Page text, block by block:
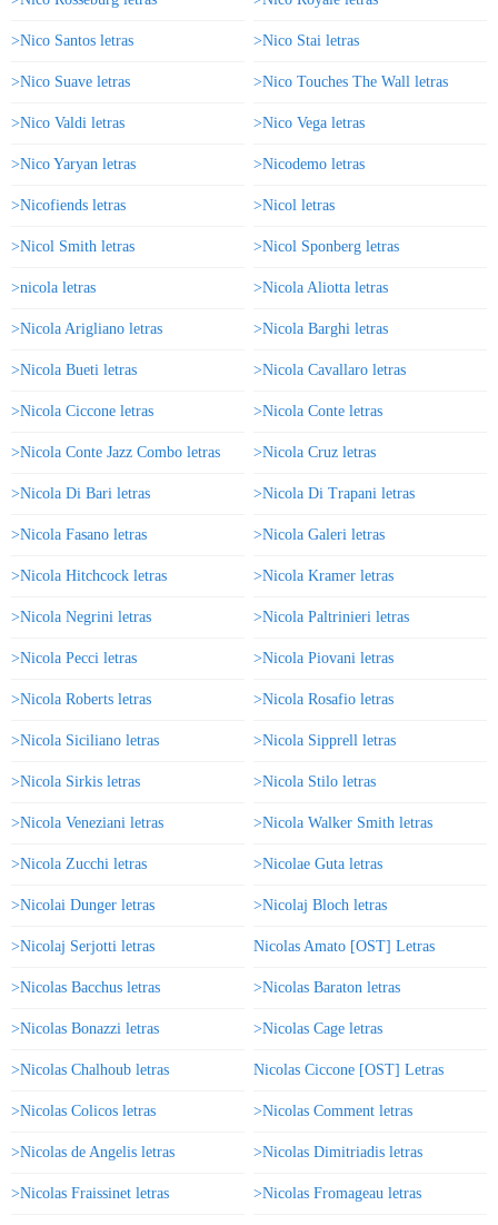
>Nico Santos letras >Nico Stai letras
>Nico Suave letras >Nico Touches The Wall letras
>Nico Valdi letras >Nico Vega letras
>Nico Yaryan letras >Nicodemo letras
>Nicofiends letras >Nicol letras
>Nicol Smith letras >Nicol Sponberg letras
>nicola letras >Nicola Aliotta letras
>Nicola Arigliano letras >Nicola Barghi letras
>Nicola Bueti letras >Nicola Cavallaro letras
>Nicola Ciccone letras >Nicola Conte letras
>Nicola Conte Jazz Combo letras >Nicola Cruz letras
>Nicola Di Bari letras >Nicola Di Trapani letras
>Nicola Fasano letras >Nicola Galeri letras
>Nicola Hitchcock letras >Nicola Kramer letras
>Nicola Negrini letras >Nicola Paltrinieri letras
>Nicola Pecci letras >Nicola Piovani letras
>Nicola Roberts letras >Nicola Rosafio letras
>Nicola Siciliano letras >Nicola Sipprell letras
>Nicola Sirkis letras >Nicola Stilo letras
>Nicola Veneziani letras >Nicola Walker Smith letras
>Nicola Zucchi letras >Nicolae Guta letras
>Nicolai Dunger letras >Nicolaj Bloch letras
>Nicolaj Serjotti letras Nicolas Amato [OST] Letras
>Nicolas Bacchus letras >Nicolas Baraton letras
>Nicolas Bonazzi letras >Nicolas Cage letras
>Nicolas Chalhoub letras Nicolas Ciccone [OST] Letras
>Nicolas Colicos letras >Nicolas Comment letras
>Nicolas de Angelis letras >Nicolas Dimitriadis letras
>Nicolas Fraissinet letras >Nicolas Fromageau letras